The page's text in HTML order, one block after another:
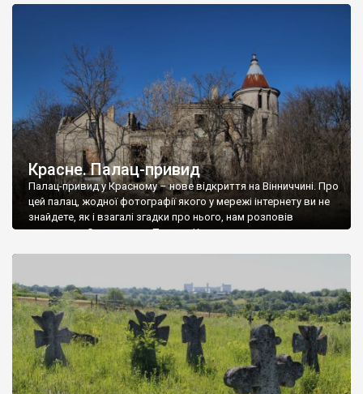
Красне. Палац-привид
Палац-привид у Красному – нове відкриття на Вінниччині. Про
цей палац, жодної фотографії якого у мережі інтернету ви не
знайдете, як і взагалі згадки про нього, нам розповів
мешканець Самгородка. Палац у Красному вразив не лише